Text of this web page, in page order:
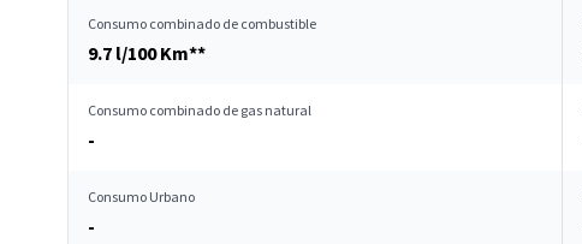
Consumo combinado de combustible
9.7 l/100 Km**
Consumo combinado de gas natural
-
Consumo Urbano
-